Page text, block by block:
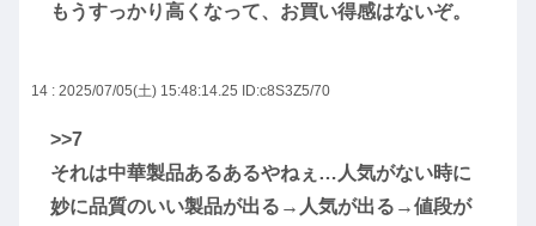
もうすっかり高くなって、お買い得感はないぞ。
14 : 2025/07/05(土) 15:48:14.25 ID:c8S3Z5/70
>>7
それは中華製品あるあるやねぇ…人気がない時に
妙に品質のいい製品が出る→人気が出る→値段が